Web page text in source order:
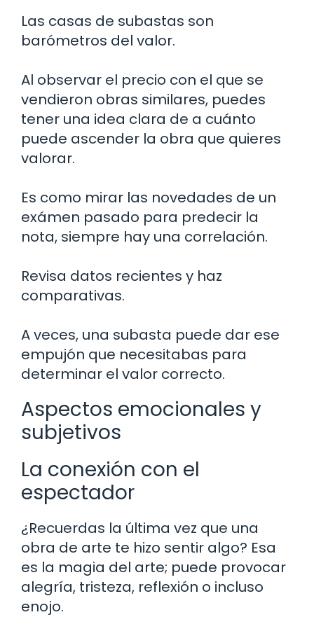
Las casas de subastas son
barómetros del valor.
Al observar el precio con el que se
vendieron obras similares, puedes
tener una idea clara de a cuánto
puede ascender la obra que quieres
valorar.
Es como mirar las novedades de un
exámen pasado para predecir la
nota, siempre hay una correlación.
Revisa datos recientes y haz
comparativas.
A veces, una subasta puede dar ese
empujón que necesitabas para
determinar el valor correcto.
Aspectos emocionales y
subjetivos
La conexión con el
espectador
¿Recuerdas la última vez que una
obra de arte te hizo sentir algo? Esa
es la magia del arte; puede provocar
alegría, tristeza, reflexión o incluso
enojo.